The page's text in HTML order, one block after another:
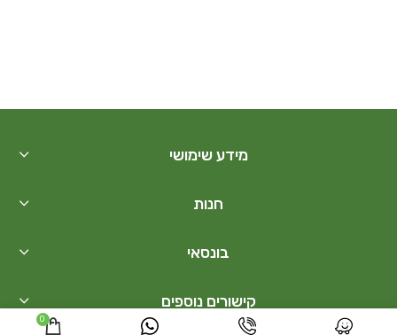
מידע שימושי
חנות
בונסאי
קישורים נוספים
0